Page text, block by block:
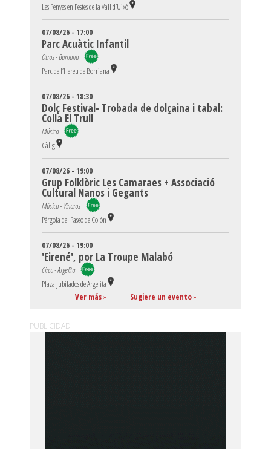
Les Penyes en Festes de la Vall d’Uixó
07/08/26 - 17:00
Parc Acuàtic Infantil
Otros - Burriana
Parc de l’Hereu de Borriana
07/08/26 - 18:30
Dolç Festival- Trobada de dolçaina i tabal:
Colla El Trull
Música
Càlig
07/08/26 - 19:00
Grup Folklòric Les Camaraes + Associació
Cultural Nanos i Gegants
Música - Vinaròs
Pérgola del Paseo de Colón
07/08/26 - 19:00
'Eirené', por La Troupe Malabó
Circo - Argelita
Plaza Jubilados de Argelita
Ver más» Sugiere un evento»
PUBLICIDAD